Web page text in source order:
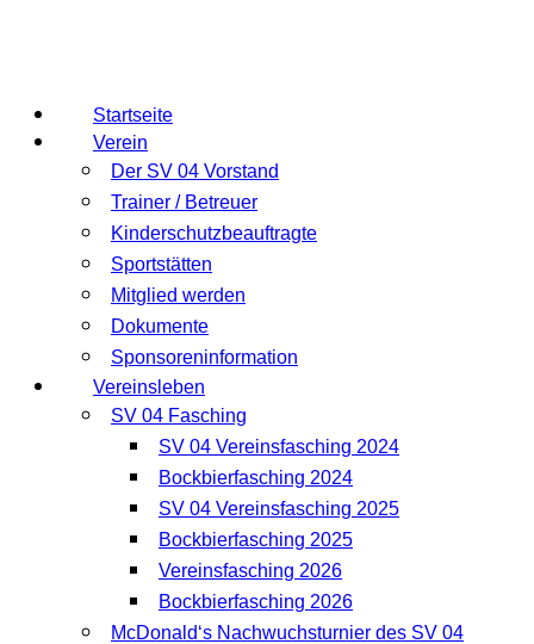
Startseite
Verein
Der SV 04 Vorstand
Trainer / Betreuer
Kinderschutzbeauftragte
Sportstätten
Mitglied werden
Dokumente
Sponsoreninformation
Vereinsleben
SV 04 Fasching
SV 04 Vereinsfasching 2024
Bockbierfasching 2024
SV 04 Vereinsfasching 2025
Bockbierfasching 2025
Vereinsfasching 2026
Bockbierfasching 2026
McDonald‘s Nachwuchsturnier des SV 04